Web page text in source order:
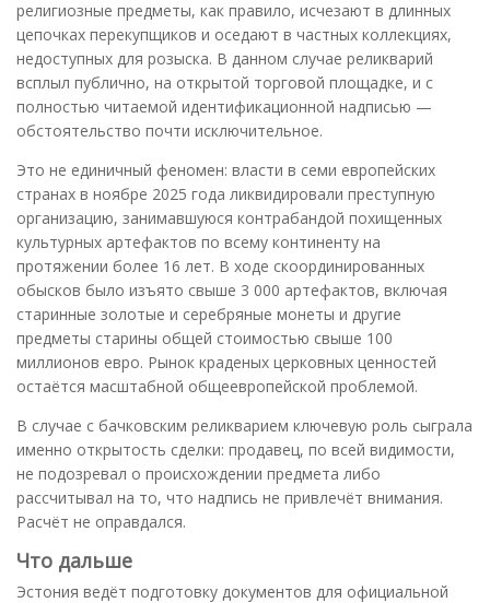
религиозные предметы, как правило, исчезают в длинных
цепочках перекупщиков и оседают в частных коллекциях,
недоступных для розыска. В данном случае реликварий
всплыл публично, на открытой торговой площадке, и с
полностью читаемой идентификационной надписью —
обстоятельство почти исключительное.
Это не единичный феномен: власти в семи европейских
странах в ноябре 2025 года ликвидировали преступную
организацию, занимавшуюся контрабандой похищенных
культурных артефактов по всему континенту на
протяжении более 16 лет. В ходе скоординированных
обысков было изъято свыше 3 000 артефактов, включая
старинные золотые и серебряные монеты и другие
предметы старины общей стоимостью свыше 100
миллионов евро. Рынок краденых церковных ценностей
остаётся масштабной общеевропейской проблемой.
В случае с бачковским реликварием ключевую роль сыграла
именно открытость сделки: продавец, по всей видимости,
не подозревал о происхождении предмета либо
рассчитывал на то, что надпись не привлечёт внимания.
Расчёт не оправдался.
Что дальше
Эстония ведёт подготовку документов для официальной